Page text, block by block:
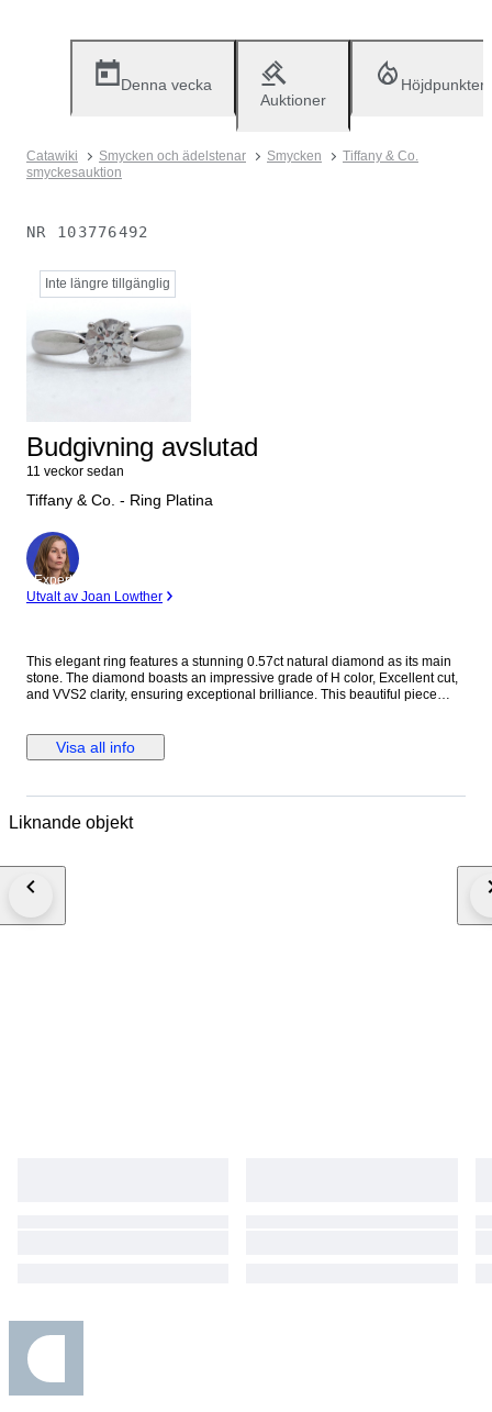
Denna vecka
Auktioner
Höjdpunkter
Catawiki Smycken och ädelstenar Smycken
Tiffany & Co.
smyckesauktion
NR 103776492
Inte längre tillgänglig
Budgivning avslutad
11 veckor sedan
Tiffany & Co. - Ring Platina
Expert
Utvalt av Joan Lowther
This elegant ring features a stunning 0.57ct natural diamond as its main
stone. The diamond boasts an impressive grade of H color, Excellent cut,
and VVS2 clarity, ensuring exceptional brilliance. This beautiful piece
surface and inside of the ring.Shipping: Shipped under DDU (Delivery
Duty Unpaid) terms / Shipping costs paid by the seller / Duty & VAT fees
29 to May 6, there will be delays in shipping. We appreciate your
Visa all info
Liknande objekt